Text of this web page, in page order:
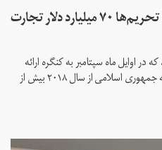
گزارش دولت آمریکا به کنگره: تحریم‌ها ۷۰ میلیارد دلار تجارت
اوایل ماه سپتامبر به کنگره ارائه
شد، تحریم‌های دولت دونالد ترامپ علیه جمهوری اسلامی از سال ۲۰۱۸ بیش از